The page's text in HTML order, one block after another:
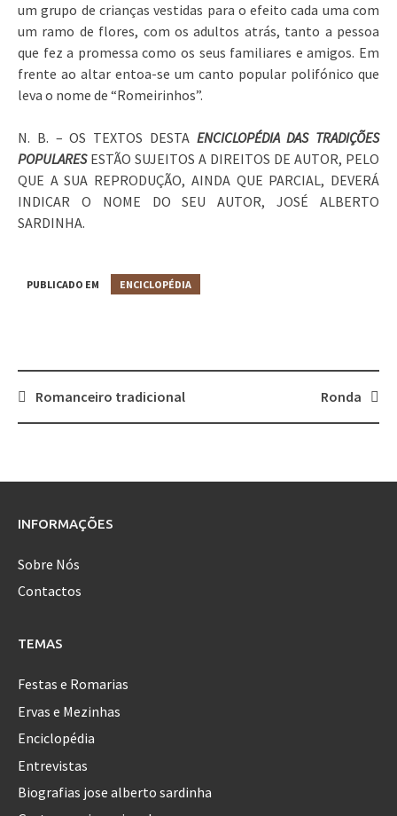
um grupo de crianças vestidas para o efeito cada uma com
um ramo de flores, com os adultos atrás, tanto a pessoa
que fez a promessa como os seus familiares e amigos. Em
frente ao altar entoa-se um canto popular polifónico que
leva o nome de “Romeirinhos”.
N. B. – OS TEXTOS DESTA ENCICLOPÉDIA DAS TRADIÇÕES
POPULARESESTÃO SUJEITOS A DIREITOS DE AUTOR, PELO
QUE A SUA REPRODUÇÃO, AINDA QUE PARCIAL, DEVERÁ
INDICAR O NOME DO SEU AUTOR, JOSÉ ALBERTO
SARDINHA.
PUBLICADO EM ENCICLOPÉDIA
Post
Romanceiro tradicional Ronda
INFORMAÇÕES
Sobre Nós
Contactos
TEMAS
Festas e Romarias
Ervas e Mezinhas
Enciclopédia
Entrevistas
Biografias jose alberto sardinha